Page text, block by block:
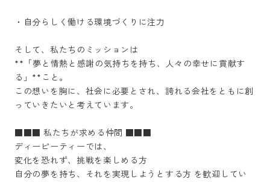
・自分らしく働ける環境づくりに注力
そして、私たちのミッションは
**「夢と情熱と感謝の気持ちを持ち、人々の幸せに貢献す
る」**こと。
この想いを胸に、社会に必要とされ、誇れる会社をともに創
っていきたいと考えています。
■■■ 私たちが求める仲間 ■■■
ディーピーティーでは、
変化を恐れず、挑戦を楽しめる方
自分の夢を持ち、それを実現しようとする方 を歓迎してい